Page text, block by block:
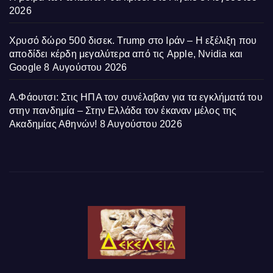
2026
Χρυσό δώρο 500 δισεκ. Trump στο Ιράν – Η εξέλιξη που
αποδίδει κέρδη μεγαλύτερα από τις Apple, Nvidia και
Google 8 Αυγούστου 2026
Α.Φάουτσι: Στις ΗΠΑ τον συνέλαβαν για τα εγκλήματά του
στην πανδημία – Στην Ελλάδα τον έκαναν μέλος της
Ακαδημίας Αθηνών! 8 Αυγούστου 2026